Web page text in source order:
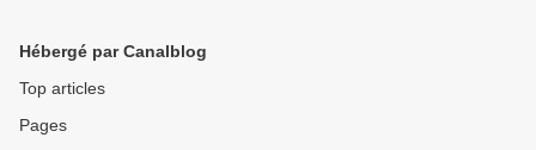
Hébergé par Canalblog
Top articles
Pages